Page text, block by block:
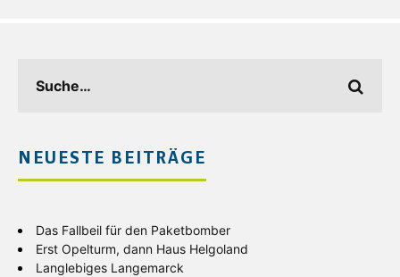
NEUESTE BEITRÄGE
Das Fallbeil für den Paketbomber
Erst Opelturm, dann Haus Helgoland
Langlebiges Langemarck